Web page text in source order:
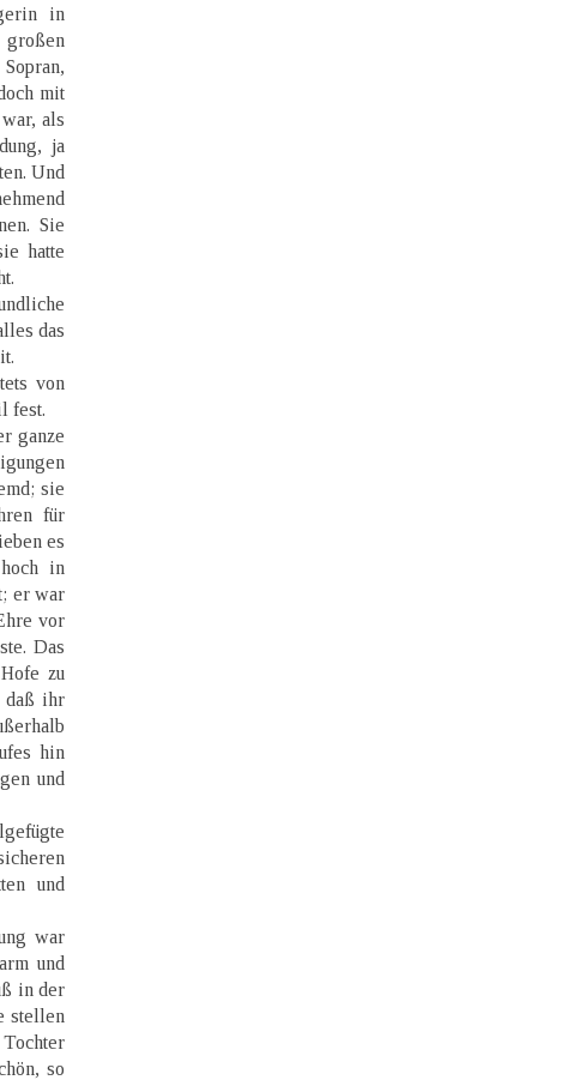
in
mit
als
ja
Und
Sie
hatte
das
von
fest.
ganze
sie
für
es
in
er war
vor
Das
zu
daß ihr
hin
und
und
war
und
in der
stellen
so